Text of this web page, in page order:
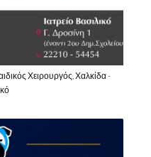
Χειρουργός, Χαλκίδα -